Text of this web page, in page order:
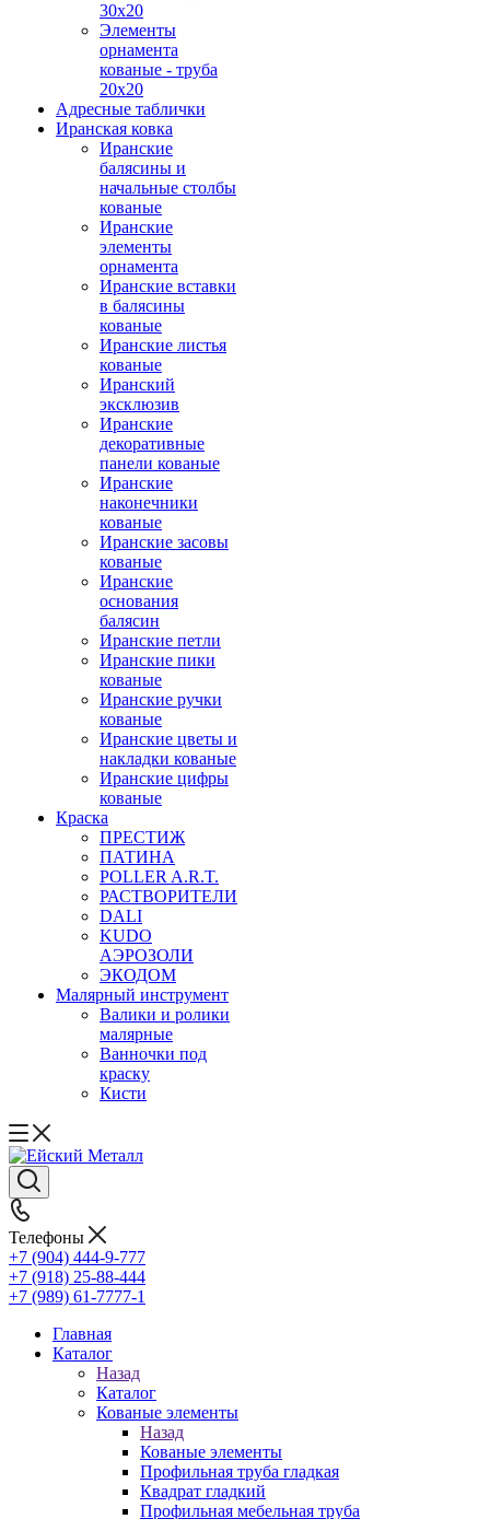
30х20
Элементы
орнамента
кованые - труба
20х20
Адресные таблички
Иранская ковка
Иранские
балясины и
начальные столбы
кованые
Иранские
элементы
орнамента
Иранские вставки
в балясины
кованые
Иранские листья
кованые
Иранский
эксклюзив
Иранские
декоративные
панели кованые
Иранские
наконечники
кованые
Иранские засовы
кованые
Иранские
основания
балясин
Иранские петли
Иранские пики
кованые
Иранские ручки
кованые
Иранские цветы и
накладки кованые
Иранские цифры
кованые
Краска
ПРЕСТИЖ
ПАТИНА
POLLER A.R.T.
РАСТВОРИТЕЛИ
DALI
KUDO
АЭРОЗОЛИ
ЭКОДОМ
Малярный инструмент
Валики и ролики
малярные
Ванночки под
краску
Кисти
Телефоны
+7 (904) 444-9-777
+7 (918) 25-88-444
+7 (989) 61-7777-1
Главная
Каталог
Назад
Каталог
Кованые элементы
Назад
Кованые элементы
Профильная труба гладкая
Квадрат гладкий
Профильная мебельная труба